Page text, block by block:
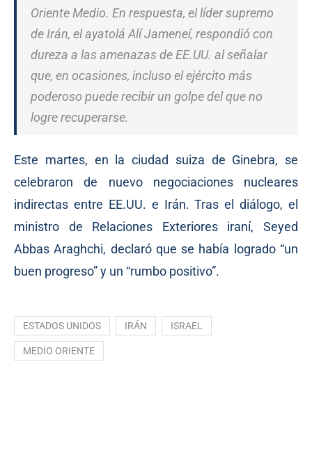
Oriente Medio. En respuesta, el líder supremo
de Irán, el ayatolá Alí Jameneí, respondió con
dureza a las amenazas de EE.UU. al señalar
que, en ocasiones, incluso el ejército más
poderoso puede recibir un golpe del que no
logre recuperarse.
Este martes, en la ciudad suiza de Ginebra, se
celebraron de nuevo negociaciones nucleares
indirectas entre EE.UU. e Irán. Tras el diálogo, el
ministro de Relaciones Exteriores iraní, Seyed
Abbas Araghchi, declaró que se había logrado “un
buen progreso” y un “rumbo positivo”.
ESTADOS UNIDOS IRÁN ISRAEL
MEDIO ORIENTE